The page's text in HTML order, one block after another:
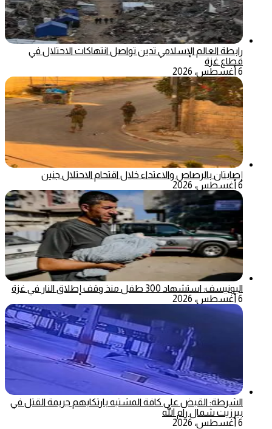
رابطة العالم الإسلامي تدين تواصل انتهاكات الاحتلال في
قطاع غزة
6 أغسطس، 2026
إصابتان بالرصاص والاعتداء خلال اقتحام الاحتلال جنين
6 أغسطس، 2026
اليونيسف: استشهاد 300 طفل منذ وقف إطلاق النار في غزة
6 أغسطس، 2026
الشرطة: القبض على كافة المشتبه بارتكابهم جريمة القتل في
بيرزيت شمال رام الله
6 أغسطس، 2026